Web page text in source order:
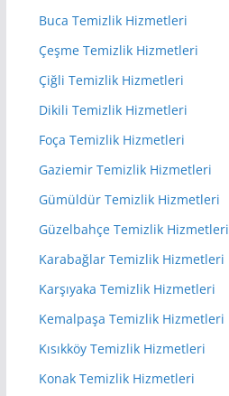
Buca Temizlik Hizmetleri
Çeşme Temizlik Hizmetleri
Çiğli Temizlik Hizmetleri
Dikili Temizlik Hizmetleri
Foça Temizlik Hizmetleri
Gaziemir Temizlik Hizmetleri
Gümüldür Temizlik Hizmetleri
Güzelbahçe Temizlik Hizmetleri
Karabağlar Temizlik Hizmetleri
Karşıyaka Temizlik Hizmetleri
Kemalpaşa Temizlik Hizmetleri
Kısıkköy Temizlik Hizmetleri
Konak Temizlik Hizmetleri